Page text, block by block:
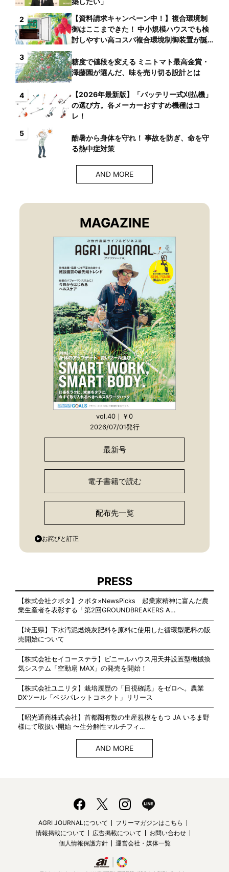
2
【資料請求キャンペーン中！】複合環境制
御はここまできた！ 中小規模ハウスでも検
討しやすい高コスパ複合環境制御装置が誕
3
糖度で値段を変える ミニトマト最高金賞・
澤藤園が選んだ、味を売り切る設計とは
4
【2026年最新版】「バッテリー式刈払機」
の選び方。各メーカーおすすめ機種はコ
レ！
5
酷暑から身体を守れ！ 事故を防ぎ、命を守
る熱中症対策
AND MORE
MAGAZINE
vol.40｜￥0
2026/07/01発行
最新号
電子書籍で読む
配布先一覧
お詫びと訂正
PRESS
【株式会社クボタ】クボタ×NewsPicks 起業家精神に富んだ農
業生産者を表彰する「第2回GROUNDBREAKERS A…
【埼玉県】下水汚泥燃焼灰肥料を原料に使用した循環型肥料の販
売開始について
【株式会社セイコーステラ】ビニールハウス用天井設置型機械換
気システム「空動扇 MAX」の発売を開始！
【株式会社ユニリタ】栽培履歴の「目視確認」をゼロへ。農業
DXツール「ベジパレットコネクト」リリース
【昭光通商株式会社】首都圏有数の生産規模をもつ JA いるま野
様にて取扱い開始 〜生分解性マルチフィ…
AND MORE
AGRI JOURNALについて
フリーマガジンはこちら
情報掲載について
広告掲載について
お問い合わせ
個人情報保護方針
運営会社・媒体一覧